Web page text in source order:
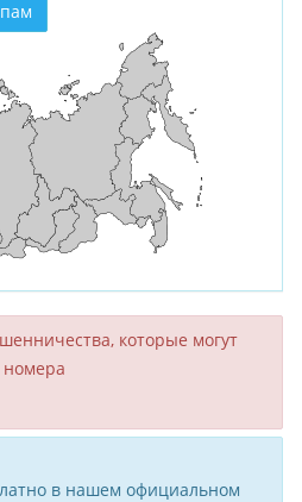
кото­рые могут
номера
в нашем официальном